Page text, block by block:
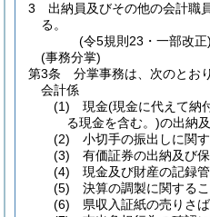
3
出納員及びその他の会計職
る。
(令5規則23・一部改正)
(事務分掌)
第3条
分掌事務は、次のとお
会計係
(1) 現金(現金に代えて納
る現金を含む。)の出納
(2) 小切手の振出しに関す
(3) 有価証券の出納及び保
(4) 現金及び財産の記録管
(5) 決算の調製に関するこ
(6) 県収入証紙の売りさば